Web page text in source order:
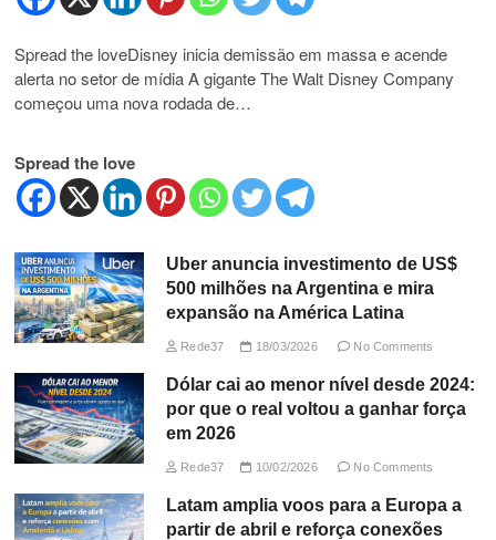
Spread the loveDisney inicia demissão em massa e acende
alerta no setor de mídia A gigante The Walt Disney Company
começou uma nova rodada de…
Spread the love
Uber anuncia investimento de US$
500 milhões na Argentina e mira
expansão na América Latina
Rede37 18/03/2026 No Comments
Dólar cai ao menor nível desde 2024:
por que o real voltou a ganhar força
em 2026
Rede37 10/02/2026 No Comments
Latam amplia voos para a Europa a
partir de abril e reforça conexões